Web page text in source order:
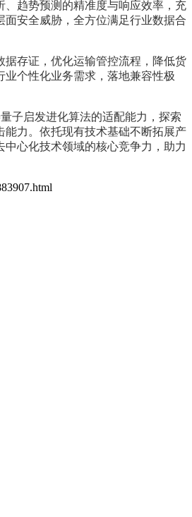
趋势预测的精准度与响应效率，充
安全威胁，全方位满足行业数据合
存证，优化运输管控流程，降低货
个性化业务需求，落地兼容性极
子启发进化算法的适配能力，探索
力。依托现有技术基础不断拓展产
心化技术领域的核心竞争力，助力